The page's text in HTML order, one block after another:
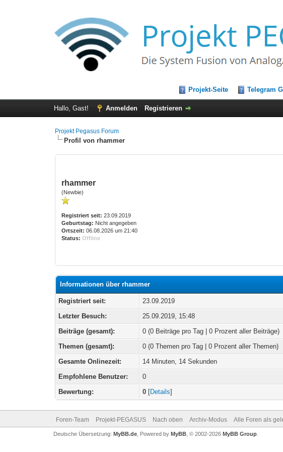
Projekt-Seite Telegram
Hallo, Gast! Anmelden Registrieren
Projekt Pegasus Forum
Profil von rhammer
rhammer
(Newbie)
Registriert seit: 23.09.2019
Geburtstag: Nicht angegeben
Ortszeit: 06.08.2026 um 21:40
Status: Offline
Informationen über rhammer
Registriert seit:
23.09.2019
Letzter Besuch:
25.09.2019, 15:48
Beiträge (gesamt):
0 (0 Beiträge pro Tag | 0 Prozent aller Beiträge)
Themen (gesamt):
0 (0 Themen pro Tag | 0 Prozent aller Themen)
Gesamte Onlinezeit:
14 Minuten, 14 Sekunden
Empfohlene Benutzer:
0
Bewertung:
0 [Details]
Foren-Team Projekt-PEGASUS Nach oben Archiv-Modus Alle Foren als
Deutsche Übersetzung: MyBB.de, Powered by MyBB, © 2002-2026 MyBB Group.